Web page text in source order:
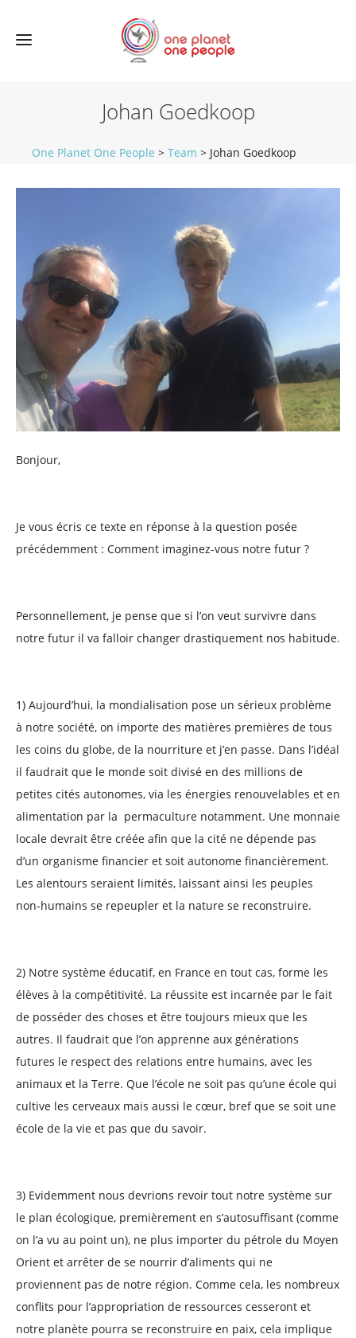
Johan Goedkoop
One Planet One People > Team > Johan Goedkoop
Bonjour,
Je vous écris ce texte en réponse à la question posée
précédemment : Comment imaginez-vous notre futur ?
Personnellement, je pense que si l’on veut survivre dans
notre futur il va falloir changer drastiquement nos habitude.
1) Aujourd’hui, la mondialisation pose un sérieux problème
à notre société, on importe des matières premières de tous
les coins du globe, de la nourriture et j’en passe. Dans l’idéal
il faudrait que le monde soit divisé en des millions de
petites cités autonomes, via les énergies renouvelables et en
alimentation par la permaculture notamment. Une monnaie
locale devrait être créée afin que la cité ne dépende pas
d’un organisme financier et soit autonome financièrement.
Les alentours seraient limités, laissant ainsi les peuples
non-humains se repeupler et la nature se reconstruire.
2) Notre système éducatif, en France en tout cas, forme les
élèves à la compétitivité. La réussite est incarnée par le fait
de posséder des choses et être toujours mieux que les
autres. Il faudrait que l’on apprenne aux générations
futures le respect des relations entre humains, avec les
animaux et la Terre. Que l’école ne soit pas qu’une école qui
cultive les cerveaux mais aussi le cœur, bref que se soit une
école de la vie et pas que du savoir.
3) Evidemment nous devrions revoir tout notre système sur
le plan écologique, premièrement en s’autosuffisant (comme
on l’a vu au point un), ne plus importer du pétrole du Moyen
Orient et arrêter de se nourrir d’aliments qui ne
proviennent pas de notre région. Comme cela, les nombreux
conflits pour l’appropriation de ressources cesseront et
notre planète pourra se reconstruire en paix, cela implique